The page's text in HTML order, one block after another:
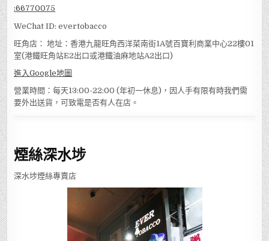
:66770075
WeChat ID: evertobacco
旺角店： 地址：香港九龍旺角西洋菜南街1A號百寶利商業中心22樓01
室(港鐵旺角站E2出口或港鐵油麻地站A2出口)
進入Google地圖
營業時間：每天13:00-22:00 (年初一休息)，因人手有限有時我們需
要外出送貨，可致電是否有人在店。
煙絲深水埗
深水埗煙絲專賣店